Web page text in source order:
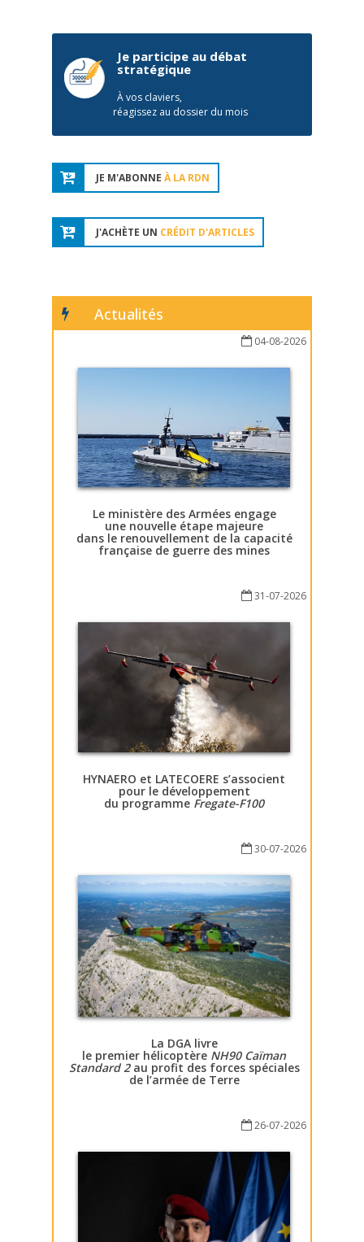
Je participe au débat
stratégique
À vos claviers,
réagissez au dossier du mois
JE M'ABONNE À LA RDN
J'ACHÈTE UN CRÉDIT D'ARTICLES
Actualités
04-08-2026
Le ministère des Armées engage
une nouvelle étape majeure
dans le renouvellement de la capacité
française de guerre des mines
31-07-2026
HYNAERO et LATECOERE s’associent
pour le développement
du programme Fregate-F100
30-07-2026
La DGA livre
le premier hélicoptère NH90 Caïman
Standard 2au profit des forces spéciales
de l’armée de Terre
26-07-2026